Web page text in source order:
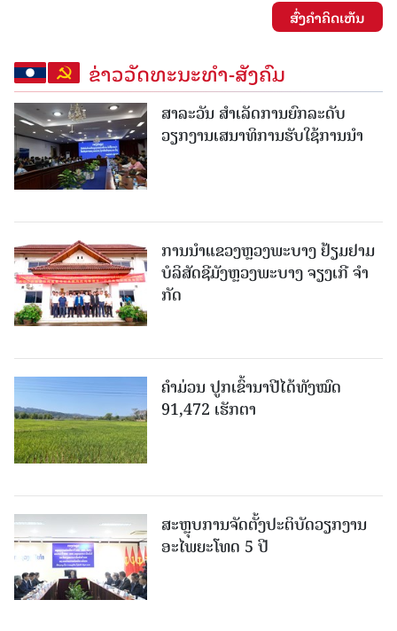
ສົ່ງຄໍາຄິດເຫັນ
ຂ່າວວັດທະນະທຳ-ສັງຄົມ
ສາລະວັນ ສໍາເລັດການຍົກລະດັບ
ວຽກງານເສນາທິການຮັບໃຊ້ການນໍາ
ການນຳແຂວງຫຼວງພະບາງ ຢ້ຽມ​ຢາມ
ບໍ​ລິ​ສັດຊີມັງຫຼວງພະບາງ ຈຽງເກີ ຈໍາ
ກັດ
ຄໍາມ່ວນ ປູກເຂົ້ານາປີໄດ້ທັງໝົດ
91,472 ເຮັກຕາ
ສະຫຼຸບການຈັດຕັ້ງປະຕິບັດວຽກງານ
ອະໄພຍະໂທດ 5 ປີ